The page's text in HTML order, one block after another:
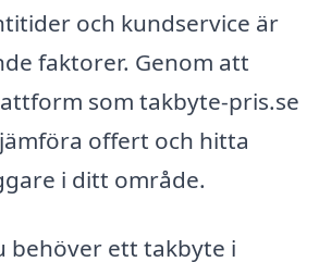
och kundservice är
faktorer. Genom att
som takbyte-pris.se
offert och hitta
i ditt område.
behöver ett takbyte i